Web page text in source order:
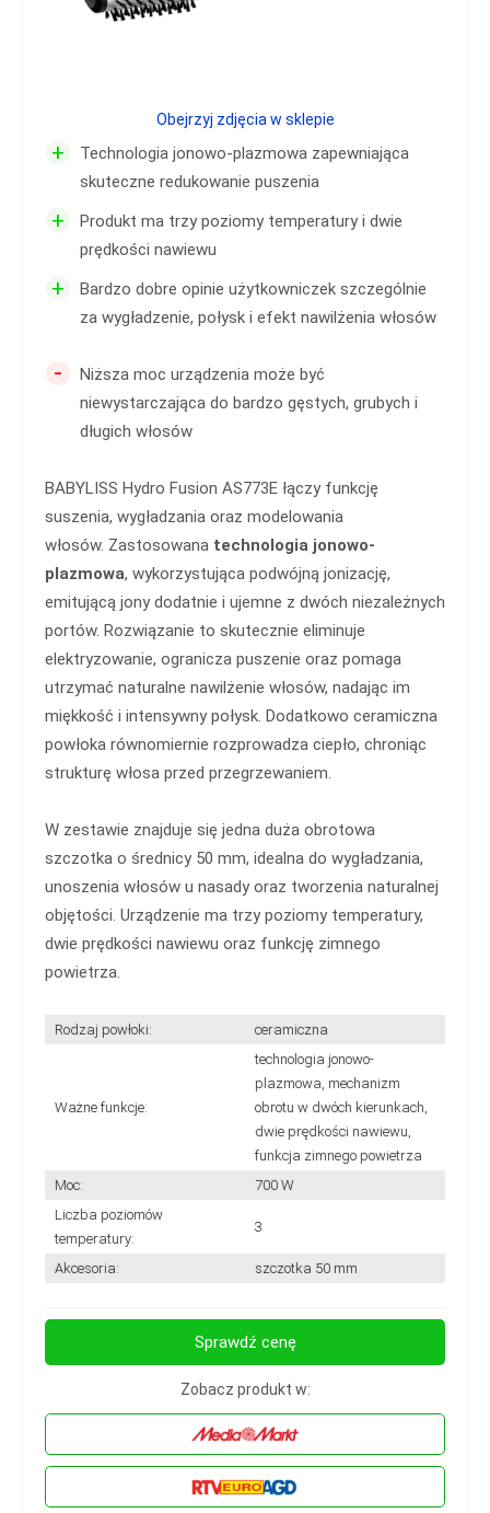
+
Technologia jonowo-plazmowa zapewniająca
skuteczne redukowanie puszenia
+
Produkt ma trzy poziomy temperatury i dwie
prędkości nawiewu
+
Bardzo dobre opinie użytkowniczek szczególnie
za wygładzenie, połysk i efekt nawilżenia włosów
-
Niższa moc urządzenia może być
niewystarczająca do bardzo gęstych, grubych i
długich włosów
BABYLISS Hydro Fusion AS773E łączy funkcję
suszenia, wygładzania oraz modelowania
włosów. Zastosowana technologia jonowo-
plazmowa, wykorzystująca podwójną jonizację,
emitującą jony dodatnie i ujemne z dwóch niezależnych
portów. Rozwiązanie to skutecznie eliminuje
elektryzowanie, ogranicza puszenie oraz pomaga
utrzymać naturalne nawilżenie włosów, nadając im
miękkość i intensywny połysk. Dodatkowo ceramiczna
powłoka równomiernie rozprowadza ciepło, chroniąc
strukturę włosa przed przegrzewaniem.
W zestawie znajduje się jedna duża obrotowa
szczotka o średnicy 50 mm, idealna do wygładzania,
unoszenia włosów u nasady oraz tworzenia naturalnej
objętości. Urządzenie ma trzy poziomy temperatury,
dwie prędkości nawiewu oraz funkcję zimnego
powietrza.
Rodzaj powłoki: ceramiczna
Ważne funkcje:
technologia jonowo-
plazmowa, mechanizm
obrotu w dwóch kierunkach,
dwie prędkości nawiewu,
funkcja zimnego powietrza
Moc:
700 W
Liczba poziomów
temperatury:
3
Akcesoria: szczotka 50 mm
Obejrzyj zdjęcia w sklepie
Sprawdź cenę
Zobacz produkt w: